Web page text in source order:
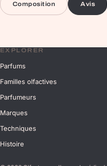
Composition Avis
EXPLORER
Parfums
Familles olfactives
Parfumeurs
Marques
Techniques
Histoire